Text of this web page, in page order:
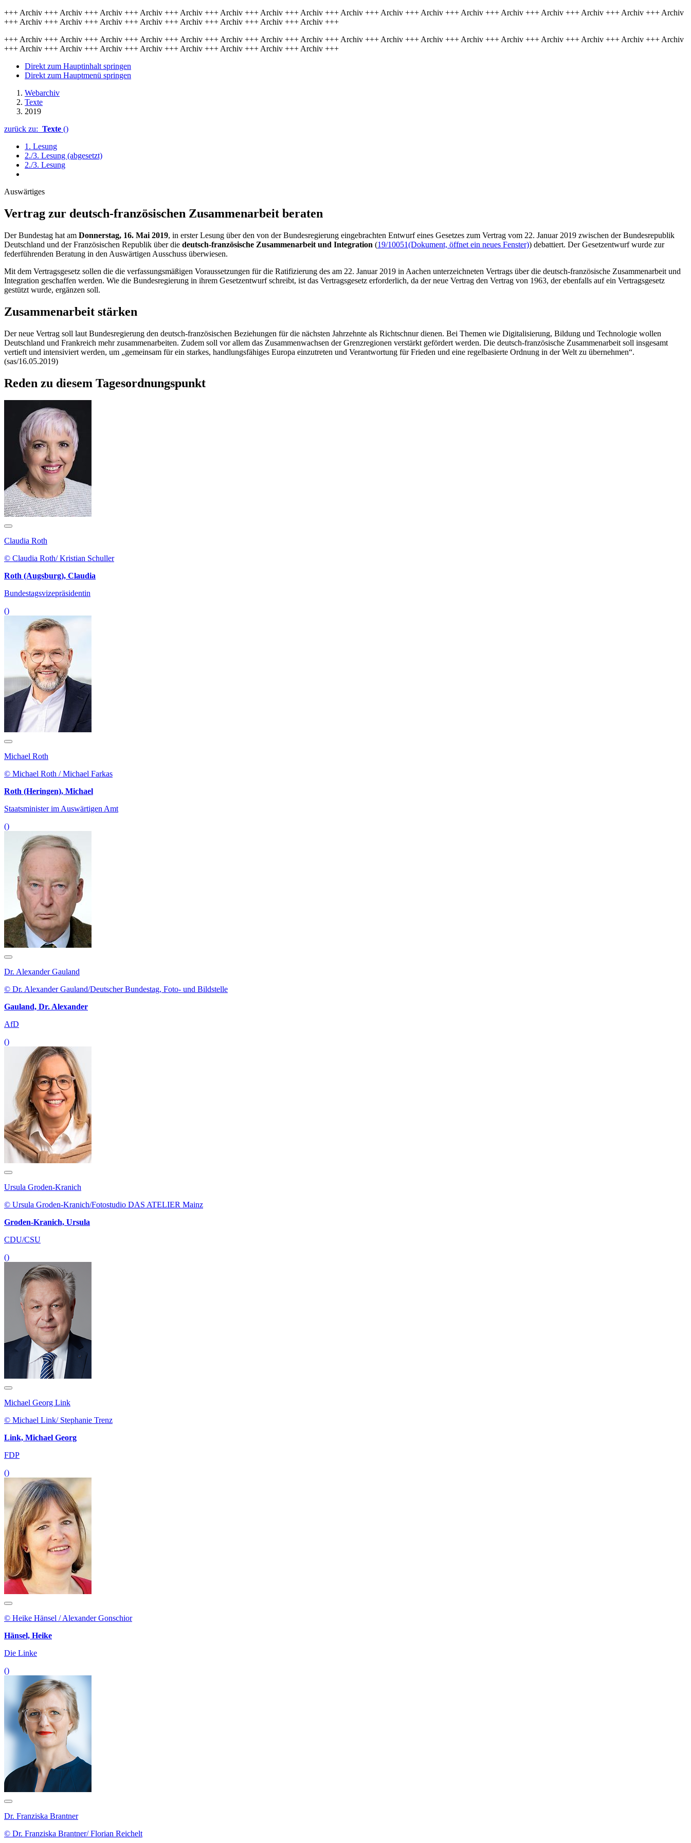
+++ Archiv +++ Archiv +++ Archiv +++ Archiv +++ Archiv +++ Archiv +++ Archiv +++ Archiv +++ Archiv +++ Archiv +++ Archiv +++ Archiv +++ Archiv +++ Archiv +++ Archiv +++ Archiv +++ Archiv
+++ Archiv +++ Archiv +++ Archiv +++ Archiv +++ Archiv +++ Archiv +++ Archiv +++ Archiv +++
+++ Archiv +++ Archiv +++ Archiv +++ Archiv +++ Archiv +++ Archiv +++ Archiv +++ Archiv +++ Archiv +++ Archiv +++ Archiv +++ Archiv +++ Archiv +++ Archiv +++ Archiv +++ Archiv +++ Archiv
+++ Archiv +++ Archiv +++ Archiv +++ Archiv +++ Archiv +++ Archiv +++ Archiv +++ Archiv +++
Direkt zum Hauptinhalt springen
Direkt zum Hauptmenü springen
Webarchiv
Texte
2019
zurück zu: Texte ()
1. Lesung
2./3. Lesung (abgesetzt)
2./3. Lesung
Auswärtiges
Vertrag zur deutsch-fran­zö­si­schen Zu­sammen­arbeit be­raten
Der Bundestag hat am Donnerstag, 16. Mai 2019, in erster Lesung über den von der Bundesregierung eingebrachten Entwurf eines Gesetzes zum Vertrag vom 22. Januar 2019 zwischen der Bundesrepublik
Deutschland und der Französischen Republik über die deutsch-französische Zusammenarbeit und Integration (19/10051(Dokument, öffnet ein neues Fenster)) debattiert. Der Gesetzentwurf wurde zur
federführenden Beratung in den Auswärtigen Ausschuss überwiesen.
Mit dem Vertragsgesetz sollen die die verfassungsmäßigen Voraussetzungen für die Ratifizierung des am 22. Januar 2019 in Aachen unterzeichneten Vertrags über die deutsch-französische Zusammenarbeit und
Integration geschaffen werden. Wie die Bundesregierung in ihrem Gesetzentwurf schreibt, ist das Vertragsgesetz erforderlich, da der neue Vertrag den Vertrag von 1963, der ebenfalls auf ein Vertragsgesetz
gestützt wurde, ergänzen soll.
Zusammenarbeit stärken
Der neue Vertrag soll laut Bundesregierung den deutsch-französischen Beziehungen für die nächsten Jahrzehnte als Richtschnur dienen. Bei Themen wie Digitalisierung, Bildung und Technologie wollen
Deutschland und Frankreich mehr zusammenarbeiten. Zudem soll vor allem das Zusammenwachsen der Grenzregionen verstärkt gefördert werden. Die deutsch-französische Zusammenarbeit soll insgesamt
vertieft und intensiviert werden, um „gemeinsam für ein starkes, handlungsfähiges Europa einzutreten und Verantwortung für Frieden und eine regelbasierte Ordnung in der Welt zu übernehmen“.
(sas/16.05.2019)
Reden zu diesem Tagesordnungspunkt
Claudia Roth
© Claudia Roth/ Kristian Schuller
Roth (Augsburg), Claudia
Bundestagsvizepräsidentin
()
Michael Roth
© Michael Roth / Michael Farkas
Roth (Heringen), Michael
Staatsminister im Auswärtigen Amt
()
Dr. Alexander Gauland
© Dr. Alexander Gauland/Deutscher Bundestag, Foto- und Bildstelle
Gauland, Dr. Alexander
AfD
()
Ursula Groden-Kranich
© Ursula Groden-Kranich/Fotostudio DAS ATELIER Mainz
Groden-Kranich, Ursula
CDU/CSU
()
Michael Georg Link
© Michael Link/ Stephanie Trenz
Link, Michael Georg
FDP
()
© Heike Hänsel / Alexander Gonschior
Hänsel, Heike
Die Linke
()
Dr. Franziska Brantner
© Dr. Franziska Brantner/ Florian Reichelt